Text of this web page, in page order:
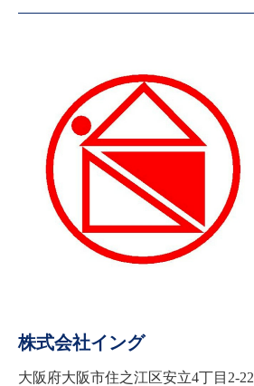
株式会社イング
大阪府大阪市住之江区安立4丁目2-22